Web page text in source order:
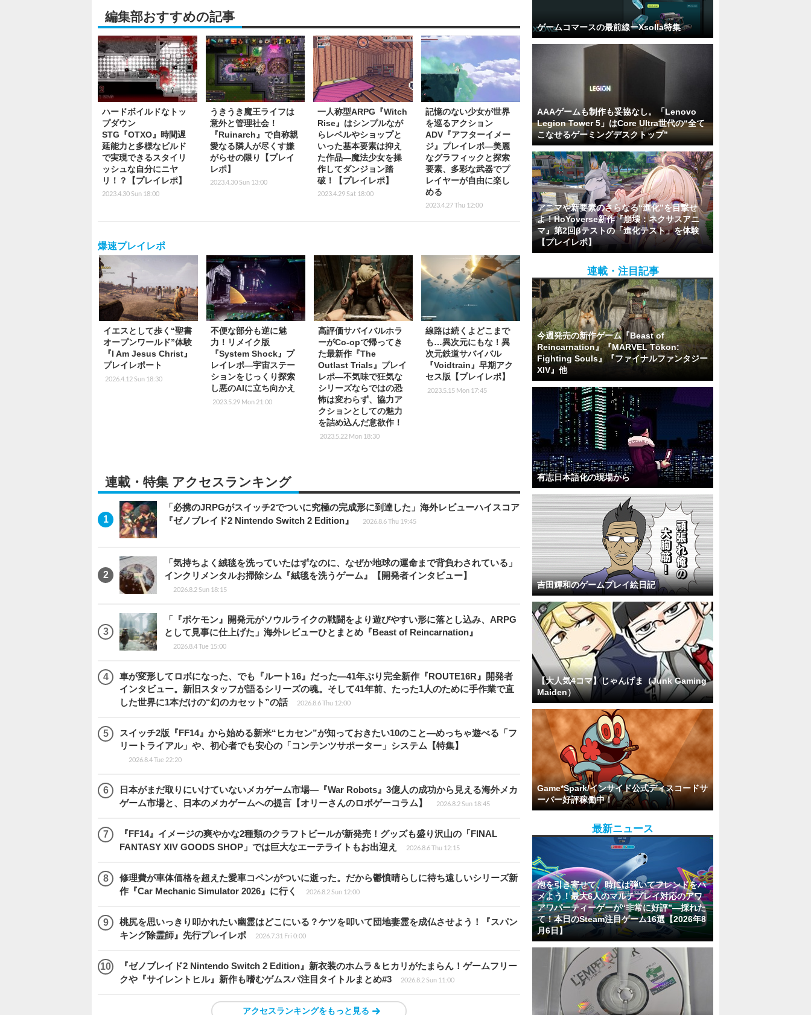
編集部おすすめの記事
ハードボイルドなトッ
プダウン
STG『OTXO』時間遅
延能力と多様なビルド
で実現できるスタイリ
ッシュな自分にニヤ
リ！？【プレイレポ】
2023.4.30 Sun 18:00
うきうき魔王ライフは
意外と管理社会！
『Ruinarch』で自称親
愛なる隣人が尽くす嫌
がらせの限り【プレイ
レポ】
2023.4.30 Sun 13:00
一人称型ARPG『Witch
Rise』はシンプルなが
らレベルやショップと
いった基本要素は抑え
た作品―魔法少女を操
作してダンジョン踏
破！【プレイレポ】
2023.4.29 Sat 18:00
記憶のない少女が世界
を巡るアクション
ADV『アフターイメー
ジ』プレイレポ―美麗
なグラフィックと探索
要素、多彩な武器でプ
レイヤーが自由に楽し
める
2023.4.27 Thu 12:00
爆速プレイレポ
イエスとして歩く“聖書
オープンワールド”体験
『I Am Jesus Christ』
プレイレポート
2026.4.12 Sun 18:30
不便な部分も逆に魅
力！リメイク版
『System Shock』プ
レイレポ―宇宙ステー
ションをじっくり探索
し悪のAIに立ち向かえ
2023.5.29 Mon 21:00
高評価サバイバルホラ
ーがCo-opで帰ってき
た最新作『The
Outlast Trials』プレイ
レポ―不気味で狂気な
シリーズならではの恐
怖は変わらず、協力ア
クションとしての魅力
を詰め込んだ意欲作！
2023.5.22 Mon 18:30
線路は続くよどこまで
も…異次元にもな！異
次元鉄道サバイバル
『Voidtrain』早期アク
セス版【プレイレポ】
2023.5.15 Mon 17:45
連載・特集 アクセスランキング
「必携のJRPGがスイッチ2でついに究極の完成形に到達した」海外レビューハイスコア
『ゼノブレイド2 Nintendo Switch 2 Edition』
2026.8.6 Thu 19:45
「気持ちよく絨毯を洗っていたはずなのに、なぜか地球の運命まで背負わされている」
インクリメンタルお掃除シム『絨毯を洗うゲーム』【開発者インタビュー】
2026.8.2 Sun 18:15
「『ポケモン』開発元がソウルライクの戦闘をより遊びやすい形に落とし込み、ARPG
として見事に仕上げた」海外レビューひとまとめ『Beast of Reincarnation』
2026.8.4 Tue 15:00
車が変形してロボになった、でも『ルート16』だった―41年ぶり完全新作『ROUTE16R』開発者
インタビュー。新旧スタッフが語るシリーズの魂。そして41年前、たった1人のために手作業で直
した世界に1本だけの“幻のカセット”の話
2026.8.6 Thu 12:00
スイッチ2版『FF14』から始める新米“ヒカセン”が知っておきたい10のこと―めっちゃ遊べる「フ
リートライアル」や、初心者でも安心の「コンテンツサポーター」システム【特集】
2026.8.4 Tue 22:20
日本がまだ取りにいけていないメカゲーム市場―『War Robots』3億人の成功から見える海外メカ
ゲーム市場と、日本のメカゲームへの提言【オリーさんのロボゲーコラム】
2026.8.2 Sun 18:45
『FF14』イメージの爽やかな2種類のクラフトビールが新発売！グッズも盛り沢山の「FINAL
FANTASY XIV GOODS SHOP」では巨大なエーテライトもお出迎え
2026.8.6 Thu 12:15
修理費が車体価格を超えた愛車コペンがついに逝った。だから鬱憤晴らしに待ち遠しいシリーズ新
作『Car Mechanic Simulator 2026』に行く
2026.8.2 Sun 12:00
桃尻を思いっきり叩かれたい幽霊はどこにいる？ケツを叩いて団地妻霊を成仏させよう！『スパン
キング除霊師』先行プレイレポ
2026.7.31 Fri 0:00
『ゼノブレイド2 Nintendo Switch 2 Edition』新衣装のホムラ＆ヒカリがたまらん！ゲームフリー
クや『サイレントヒル』新作も嗜むゲムスパ注目タイトルまとめ#3
2026.8.2 Sun 11:00
アクセスランキングをもっと見る
ゲームコマースの最前線ーXsolla特集
AAAゲームも制作も妥協なし。「Lenovo
Legion Tower 5」はCore Ultra世代の“全て
こなせるゲーミングデスクトップ”
アニマや新要素のさらなる“進化”を目撃せ
よ！HoYoverse新作『崩壊：ネクサスアニ
マ』第2回βテストの「進化テスト」を体験
【プレイレポ】
連載・注目記事
今週発売の新作ゲーム『Beast of
Reincarnation』『MARVEL Tōkon:
Fighting Souls』『ファイナルファンタジー
XIV』他
有志日本語化の現場から
吉田輝和のゲームプレイ絵日記
【大人気4コマ】じゃんげま（Junk Gaming
Maiden）
Game*Spark/インサイド公式ディスコードサ
ーバー好評稼働中！
最新ニュース
泡を引き寄せて、時には弾いてフレンドをハ
メよう！最大6人のマルチプレイ対応のアワ
アワパーティーゲーが“非常に好評”―採れた
て！本日のSteam注目ゲーム16選【2026年8
月6日】